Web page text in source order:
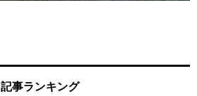
記事ランキング